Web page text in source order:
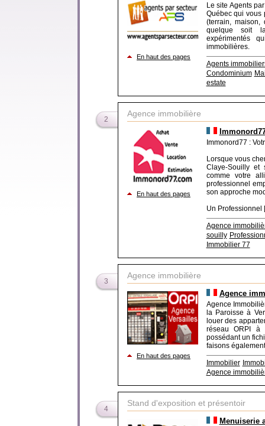
En haut des pages
Le site Agents
Québec qui vous
(terrain, maison,
quelque soit
expérimentés
immobilières.
Agents
Condominium
estate
2
Agence immobilière
En haut des pages
Immonord77 :
Lorsque vous
Claye-Souilly et
comme votre
professionnel
son approche
Un Professionnel
Agence
souilly
Immobilier 77
3
Agence immobilière
En haut des pages
Agence
Agence
la Paroisse à
louer des
réseau ORPI à
possédant un
faisons
Immobilier
Agence
4
Stand d'exposition et présentoir
Menuiserie